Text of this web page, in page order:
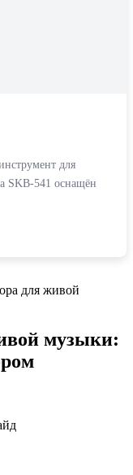
для
SKB-541 оснащён
для живой
музыки: